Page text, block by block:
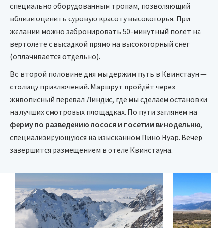
специально оборудованным тропам, позволяющий
вблизи оценить суровую красоту высокогорья. При
желании можно забронировать 50-минутный полёт на
вертолете с высадкой прямо на высокогорный снег
(оплачивается отдельно).
Во второй половине дня мы держим путь в Квинстаун —
столицу приключений. Маршрут пройдёт через
живописный перевал Линдис, где мы сделаем остановки
на лучших смотровых площадках. По пути заглянем на
ферму по разведению лосося и посетим винодельню,
специализирующуюся на изысканном Пино Нуар. Вечер
завершится размещением в отеле Квинстауна.